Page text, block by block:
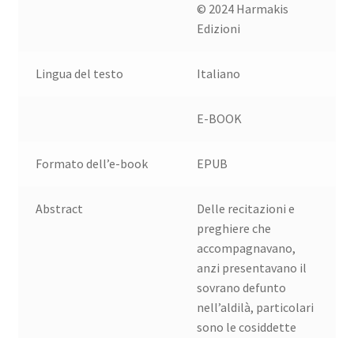
© 2024 Harmakis
Edizioni
Lingua del testo Italiano
E-BOOK
Formato dell’e-book EPUB
Abstract
Delle recitazioni e
preghiere che
accompagnavano,
anzi presentavano il
sovrano defunto
nell’aldilà, particolari
sono le cosiddette